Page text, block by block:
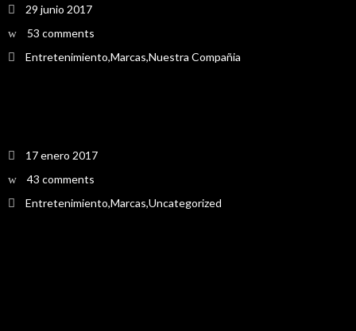
29 junio 2017
53 comments
Entretenimiento,Marcas,Nuestra Compañia
17 enero 2017
43 comments
Entretenimiento,Marcas,Uncategorized